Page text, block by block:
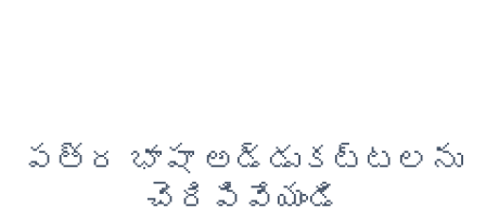
పత్ర భాషా అడ్డుకట్టలను
చెరిపివేయండి